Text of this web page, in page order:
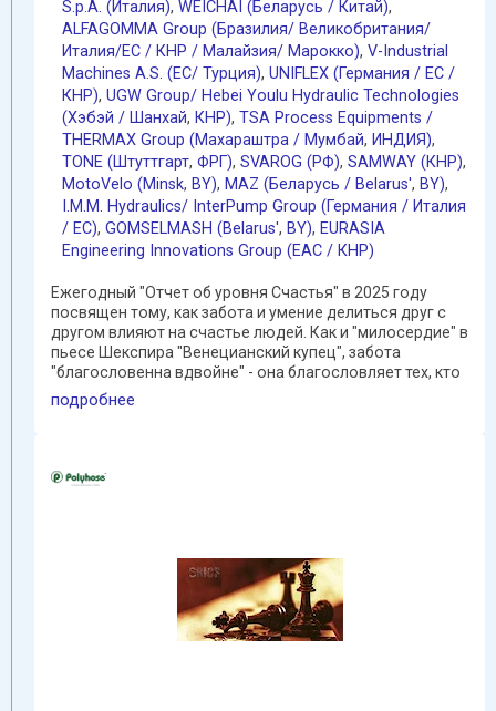
S.p.A. (Италия), WEICHAI (Беларусь / Китай),
ALFAGOMMA Group (Бразилия/ Великобритания/
Италия/ЕС / КНР / Малайзия/ Марокко), V-Industrial
Machines A.S. (EC/ Турция), UNIFLEX (Германия / EC /
КНР), UGW Group/ Hebei Youlu Hydraulic Technologies
(Хэбэй / Шанхай, КНР), TSA Process Equipments /
THERMAX Group (Махараштра / Мумбай, ИНДИЯ),
TONE (Штуттгарт, ФРГ), SVAROG (РФ), SAMWAY (КНР),
MotoVelo (Minsk, BY), MAZ (Беларусь / Belarus', BY),
I.M.M. Hydraulics/ InterPump Group (Германия / Италия
/ ЕС), GOMSELMASH (Belarus', BY), EURASIA
Engineering Innovations Group (EAC / КНР)
Ежегодный "Отчет об уровня Счастья" в 2025 году
посвящен тому, как забота и умение делиться друг с
другом влияют на счастье людей. Как и "милосердие" в
пьесе Шекспира "Венецианский купец", забота
"благословенна вдвойне" - она благословляет тех, кто
подробнее